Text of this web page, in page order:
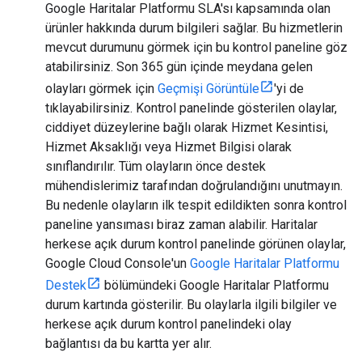
Google Haritalar Platformu SLA'sı kapsamında olan
ürünler hakkında durum bilgileri sağlar. Bu hizmetlerin
mevcut durumunu görmek için bu kontrol paneline göz
atabilirsiniz. Son 365 gün içinde meydana gelen
olayları görmek için Geçmişi Görüntüle
'yi de
tıklayabilirsiniz. Kontrol panelinde gösterilen olaylar,
ciddiyet düzeylerine bağlı olarak Hizmet Kesintisi,
Hizmet Aksaklığı veya Hizmet Bilgisi olarak
sınıflandırılır. Tüm olayların önce destek
mühendislerimiz tarafından doğrulandığını unutmayın.
Bu nedenle olayların ilk tespit edildikten sonra kontrol
paneline yansıması biraz zaman alabilir. Haritalar
herkese açık durum kontrol panelinde görünen olaylar,
Google Cloud Console'un Google Haritalar Platformu
Destek
bölümündeki Google Haritalar Platformu
durum kartında gösterilir. Bu olaylarla ilgili bilgiler ve
herkese açık durum kontrol panelindeki olay
bağlantısı da bu kartta yer alır.